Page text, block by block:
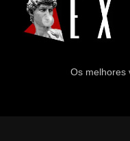
Os melhores